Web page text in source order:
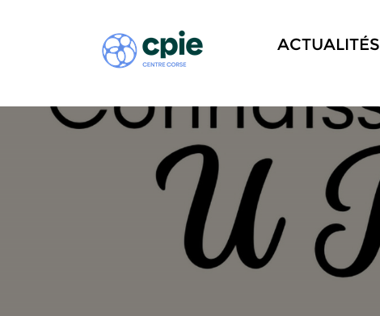
ACTUALITÉS